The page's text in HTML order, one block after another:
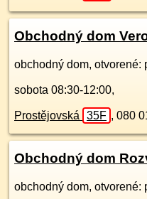
Obchodný dom
obchodný dom, otvorené:
sobota 08:30-12:00,
Prostějovská 35F , 080
Obchodný dom
obchodný dom, otvorené: